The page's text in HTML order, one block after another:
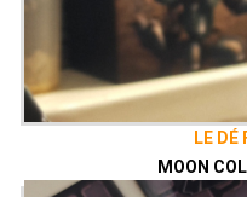
LE DÉ
MOON